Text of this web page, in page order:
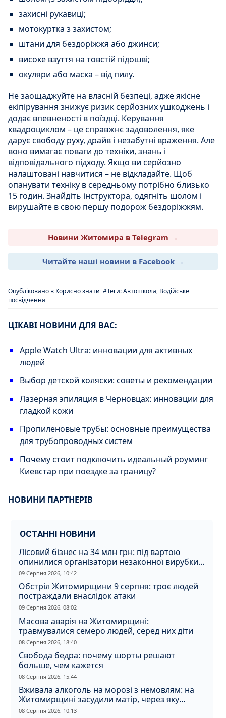
захисні рукавиці;
мотокуртка з захистом;
штани для бездоріжжя або джинси;
високе взуття на товстій підошві;
окуляри або маска – від пилу.
Не заощаджуйте на власній безпеці, адже якісне
екіпірування знижує ризик серйозних ушкоджень і
додає впевненості в поїздці. Керування
квадроциклом – це справжнє задоволення, яке
дарує свободу руху, драйв і незабутні враження. Але
воно вимагає поваги до техніки, знань і
відповідального підходу. Якщо ви серйозно
налаштовані навчитися – не відкладайте. Щоб
опанувати техніку в середньому потрібно близько
15 годин. Знайдіть інструктора, одягніть шолом і
вирушайте в свою першу подорож бездоріжжям.
Новини Житомира в Telegram →
Читайте наші новини в Facebook →
Опубліковано в Корисно знати #Теги:Автошкола, Водійське
посвідчення
ЦІКАВІ НОВИНИ ДЛЯ ВАС:
Apple Watch Ultra: инновации для активных
людей
Выбор детской коляски: советы и рекомендации
Лазерная эпиляция в Черновцах: инновации для
гладкой кожи
Пропиленовые трубы: основные преимущества
для трубопроводных систем
Почему стоит подключить идеальный роуминг
Киевстар при поездке за границу?
НОВИНИ ПАРТНЕРІВ
ОСТАННІ НОВИНИ
Лісовий бізнес на 34 млн грн: під вартою
опинилися організатори незаконної вирубки
на Житомирщині
09 Серпня 2026, 10:42
Обстріл Житомирщини 9 серпня: троє людей
постраждали внаслідок атаки
09 Серпня 2026, 08:02
Масова аварія на Житомирщині:
травмувалися семеро людей, серед них діти
08 Серпня 2026, 18:40
Свобода бедра: почему шорты решают
больше, чем кажется
08 Серпня 2026, 15:44
Вживала алкоголь на морозі з немовлям: на
Житомирщині засудили матір, через яку
дитина отримала обмороження
08 Серпня 2026, 10:13